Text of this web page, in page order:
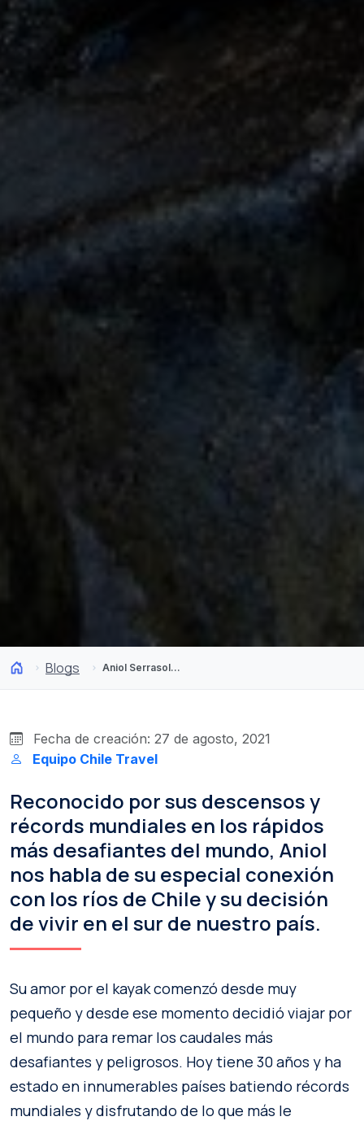
Blogs Aniol Serrasolses: el kayakista español que se enamoró de Chile
Fecha de creación: 27 de agosto, 2021
Equipo Chile Travel
Reconocido por sus descensos y
récords mundiales en los rápidos
más desafiantes del mundo, Aniol
nos habla de su especial conexión
con los ríos de Chile y su decisión
de vivir en el sur de nuestro país.
Su amor por el kayak comenzó desde muy
pequeño y desde ese momento decidió viajar por
el mundo para remar los caudales más
desafiantes y peligrosos. Hoy tiene 30 años y ha
estado en innumerables países batiendo récords
mundiales y disfrutando de lo que más le